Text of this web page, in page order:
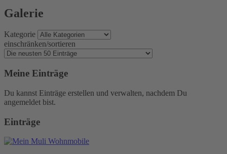
Galerie
Kategorie
einschränken/sortieren
Meine Einträge
Du kannst Einträge erstellen und verwalten, nachdem Du
angemeldet bist.
Einträge
Wohnmobile